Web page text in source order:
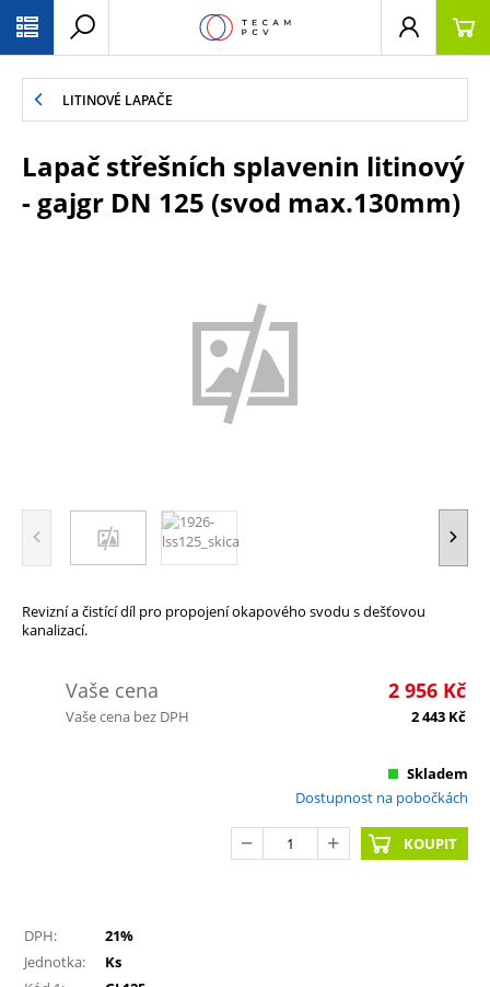
LITINOVÉ LAPAČE
Lapač střešních splavenin litinový
- gajgr DN 125 (svod max.130mm)
Revizní a čistící díl pro propojení okapového svodu s dešťovou
kanalizací.
Vaše cena 2 956 Kč
Vaše cena bez DPH 2 443 Kč
Skladem
Dostupnost na pobočkách
KOUPIT
DPH:
21%
Jednotka:
Ks